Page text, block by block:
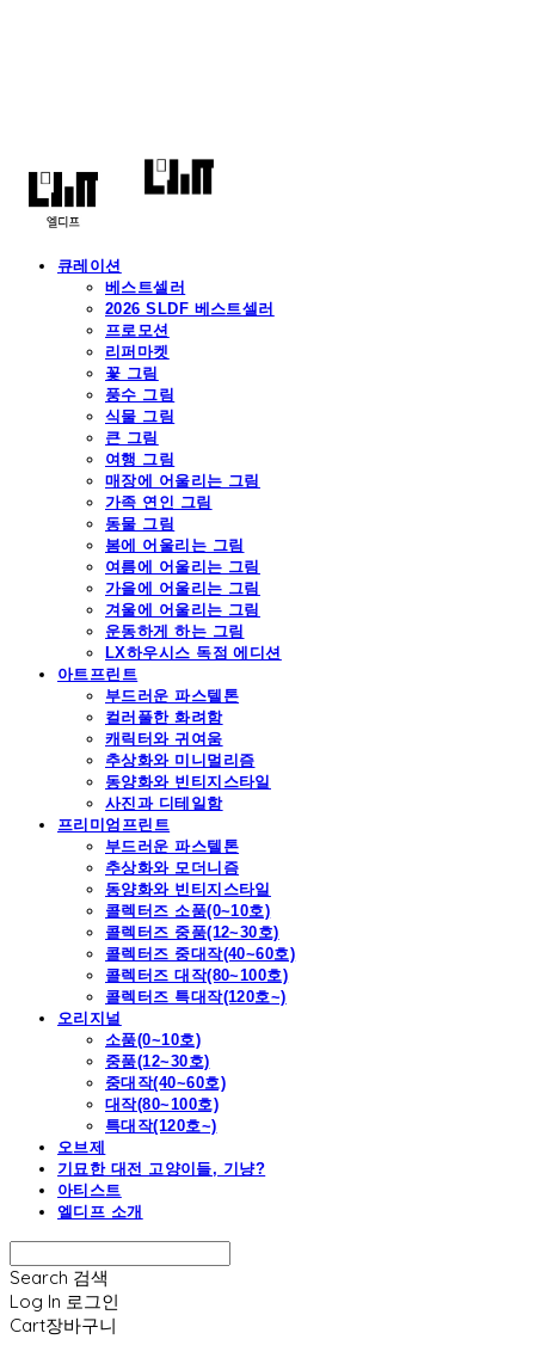
큐레이션
베스트셀러
2026 SLDF 베스트셀러
프로모션
리퍼마켓
꽃 그림
풍수 그림
식물 그림
큰 그림
여행 그림
매장에 어울리는 그림
가족 연인 그림
동물 그림
봄에 어울리는 그림
여름에 어울리는 그림
가을에 어울리는 그림
겨울에 어울리는 그림
운동하게 하는 그림
LX하우시스 독점 에디션
아트프린트
부드러운 파스텔톤
컬러풀한 화려함
캐릭터와 귀여움
추상화와 미니멀리즘
동양화와 빈티지스타일
사진과 디테일함
프리미엄프린트
부드러운 파스텔톤
추상화와 모더니즘
동양화와 빈티지스타일
콜렉터즈 소품(0~10호)
콜렉터즈 중품(12~30호)
콜렉터즈 중대작(40~60호)
콜렉터즈 대작(80~100호)
콜렉터즈 특대작(120호~)
오리지널
소품(0~10호)
중품(12~30호)
중대작(40~60호)
대작(80~100호)
특대작(120호~)
오브제
기묘한 대전 고양이들, 기냥?
아티스트
엘디프 소개
Search 검색
Log In 로그인
Cart장바구니